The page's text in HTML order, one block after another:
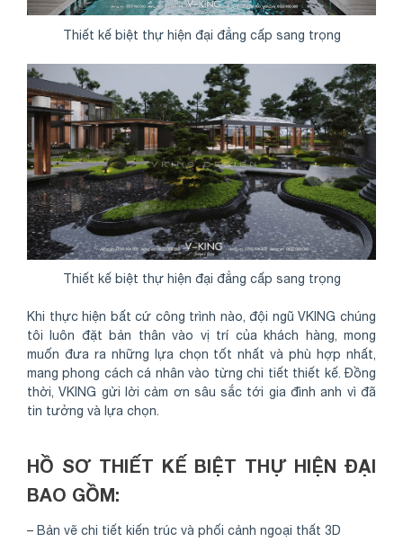
Thiết kế biệt thự hiện đại đẳng cấp sang trọng
Thiết kế biệt thự hiện đại đẳng cấp sang trọng
Khi thực hiện bất cứ công trình nào, đội ngũ VKING chúng
tôi luôn đặt bản thân vào vị trí của khách hàng, mong
muốn đưa ra những lựa chọn tốt nhất và phù hợp nhất,
mang phong cách cá nhân vào từng chi tiết thiết kế. Đồng
thời, VKING gửi lời cảm ơn sâu sắc tới gia đình anh vì đã
tin tưởng và lựa chọn.
HỒ SƠ THIẾT KẾ BIỆT THỰ HIỆN ĐẠI
BAO GỒM:
– Bản vẽ chi tiết kiến trúc và phối cảnh ngoại thất 3D